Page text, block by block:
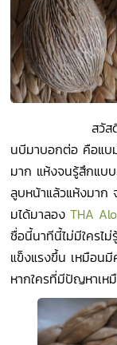
สวัสดีค่ะหนุ่ม
นบีมาบอกต่อ คือแบ
มาก แห้งจนรู้สึกแบ
ลูบหน้าแล้วแห้งมาก
มได้มาลอง THA
ชื่อนี้นาทีนี้ไม่มีใครไ
แข็งแรงขึ้น เหมือนมี
หากใครที่มีปัญหาเห